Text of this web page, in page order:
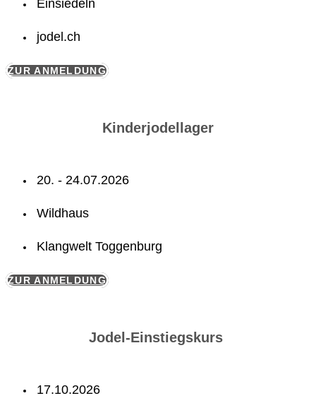
Einsiedeln
jodel.ch
ZUR ANMELDUNG
Kinderjodellager
20. - 24.07.2026
Wildhaus
Klangwelt Toggenburg
ZUR ANMELDUNG
Jodel-Einstiegskurs
17.10.2026